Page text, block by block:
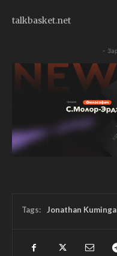
talkbasket.net
-
Tags: Jonathan Kuminga